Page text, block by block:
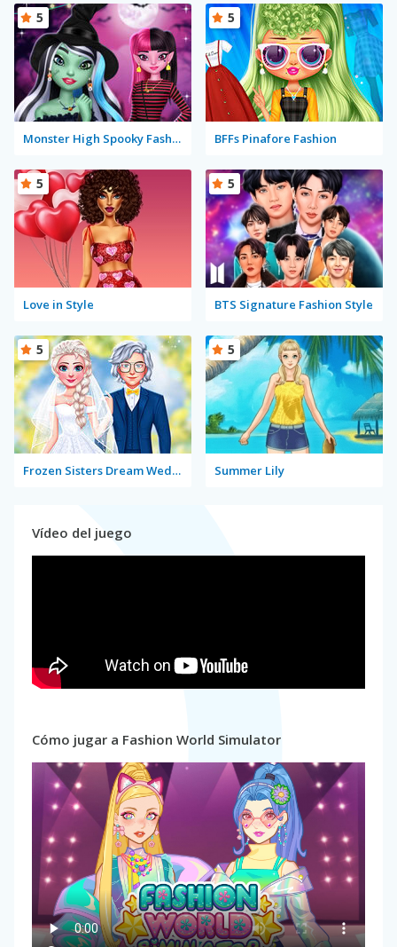
Monster High Spooky Fashion
5
BFFs Pinafore Fashion
5
Love in Style
5
BTS Signature Fashion Style
5
Frozen Sisters Dream Wedding
5
Summer Lily
5
Vídeo del juego
Cómo jugar a Fashion World Simulator